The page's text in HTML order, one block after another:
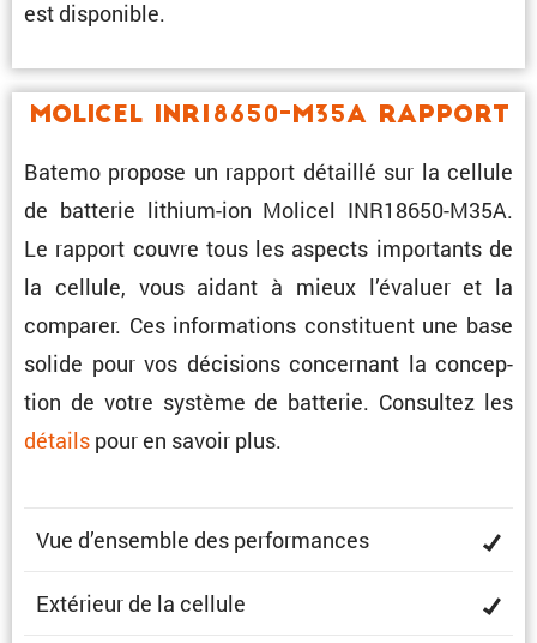
est disponible.
Molicel INR18650-M35A Rapport
Batemo propose un rapport détaillé sur la cellule
de batterie lithium-ion Molicel INR18650-M35A.
Le rapport couvre tous les aspects impor­tants de
la cellule, vous aidant à mieux l’éva­luer et la
comparer. Ces infor­ma­tions consti­tuent une base
solide pour vos décisions concer­nant la concep­
tion de votre système de batterie. Consultez les
détails pour en savoir plus.
Vue d’ensemble des performances
Extérieur de la cellule